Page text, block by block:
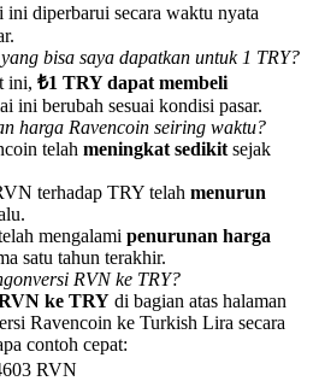
imbalan tunai
Win
ini diperbarui secara waktu nyata
bisa saya dapatkan untuk 1 TRY?
ini, ₺1 TRY dapat membeli
ini berubah sesuai kondisi pasar.
harga Ravencoin seiring waktu?
telah meningkat sedikit sejak
terhadap TRY telah menurun
mengalami penurunan harga
satu tahun terakhir.
RVN ke TRY?
ke TRY di bagian atas halaman
Ravencoin ke Turkish Lira secara
contoh cepat:
RVN